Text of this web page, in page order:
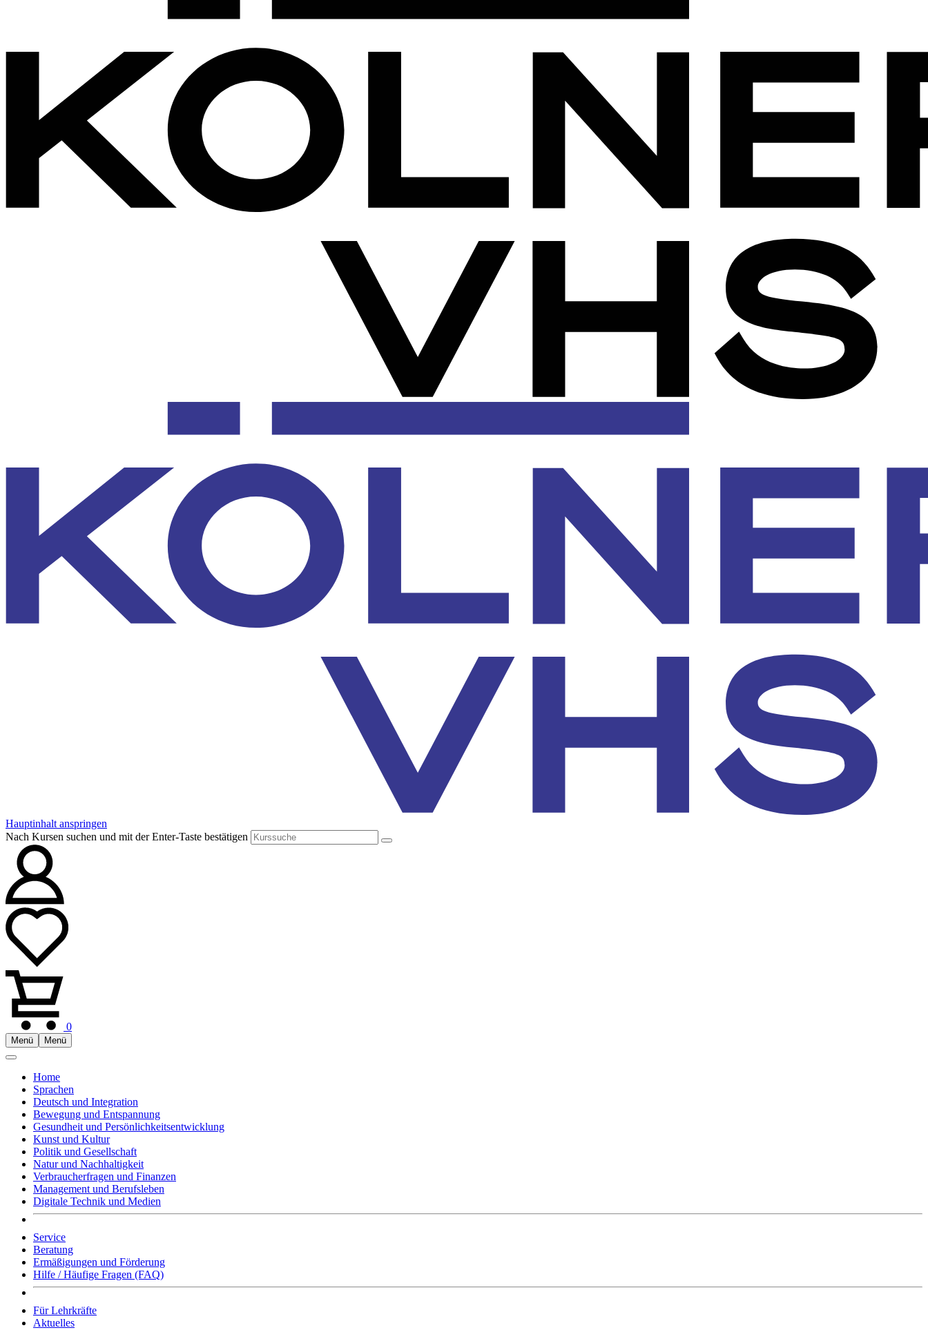
Hauptinhalt anspringen
Nach Kursen suchen und mit der Enter-Taste bestätigen
0
Menü Menü
Home
Sprachen
Deutsch und Integration
Bewegung und Entspannung
Gesundheit und Persönlichkeitsentwicklung
Kunst und Kultur
Politik und Gesellschaft
Natur und Nachhaltigkeit
Verbraucherfragen und Finanzen
Management und Berufsleben
Digitale Technik und Medien
Service
Beratung
Ermäßigungen und Förderung
Hilfe / Häufige Fragen (FAQ)
Für Lehrkräfte
Aktuelles